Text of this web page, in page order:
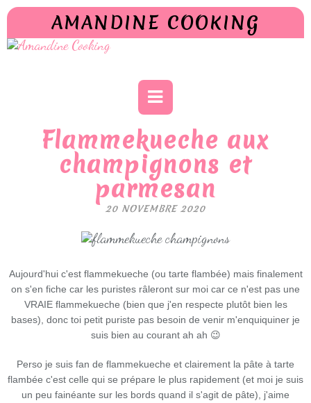
AMANDINE COOKING
Flammekueche aux
champignons et
parmesan
20 NOVEMBRE 2020
Aujourd'hui c'est flammekueche (ou tarte flambée) mais finalement
on s'en fiche car les puristes râleront sur moi car ce n'est pas une
VRAIE flammekueche (bien que j'en respecte plutôt bien les
bases), donc toi petit puriste pas besoin de venir m'enquiquiner je
suis bien au courant ah ah 😉
Perso je suis fan de flammekueche et clairement la pâte à tarte
flambée c'est celle qui se prépare le plus rapidement (et moi je suis
un peu fainéante sur les bords quand il s'agit de pâte), j'aime